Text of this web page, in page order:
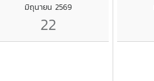
มิถุนายน 2569
22